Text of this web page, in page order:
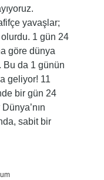
yavaşlar;
1 gün 24
göre dünya
Bu da 1 günün
geliyor! 11
bir gün 24
sabit bir